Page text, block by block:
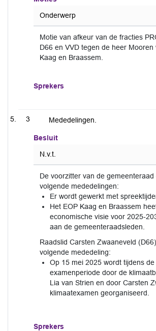
Onderwerp
Motie van afkeur van de fracties
D66 en VVD tegen de heer Mooren
Kaag en Braassem.
Sprekers
3 Mededelingen.
Besluit
N.v.t.
De voorzitter van de gemeenteraad
volgende mededelingen:
Er wordt gewerkt met
Het EOP Kaag en Braassem
economische visie voor 2025-
aan de gemeenteraadsleden.
Raadslid Carsten Zwaaneveld
volgende mededeling:
Op 15 mei 2025 wordt tijdens de
examenperiode door de
Lia van Strien en door Carsten
klimaatexamen georganiseerd.
Sprekers